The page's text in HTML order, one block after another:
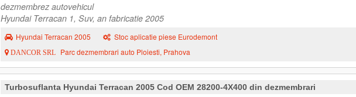
dezmembrez autovehicul
Hyundai Terracan 1, Suv, an fabricatie 2005
Hyundai Terracan 2005 Stoc aplicatie piese Eurodemont
DANCOR SRL Parc dezmembrari auto Ploiesti, Prahova
Turbosuflanta Hyundai Terracan 2005 Cod OEM 28200-4X400 din dezmembrari